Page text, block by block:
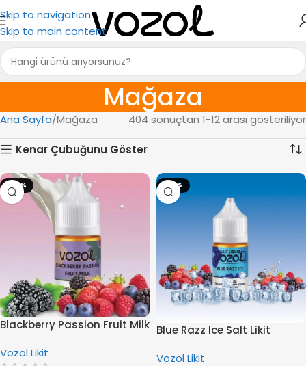
Skip to navigation
Skip to main content
Mağaza
Ana Sayfa Mağaza 404 sonuçtan 1-12 arası gösteriliyor
Kenar Çubuğunu Göster
-20%
Blackberry Passion Fruit Milk
Vozol Likit
-20%
Blue Razz Ice Salt Likit
Vozol Likit